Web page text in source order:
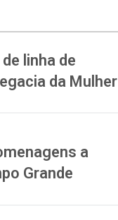
linha de
da Mulher
a
Grande